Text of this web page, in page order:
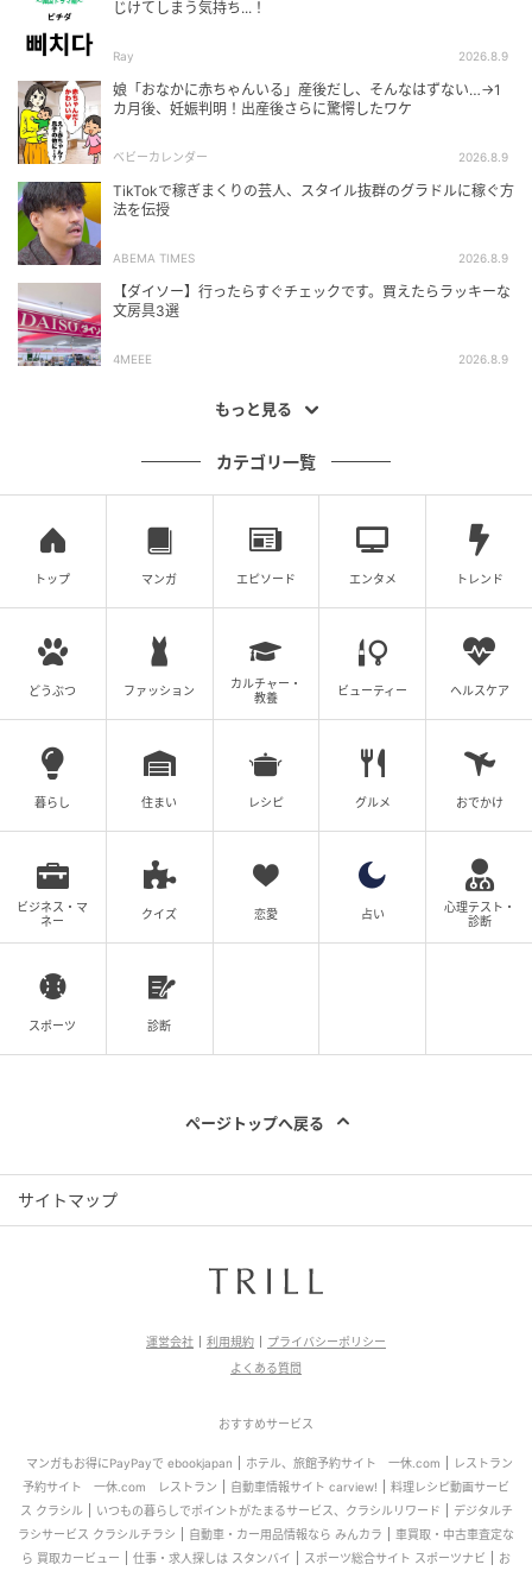
じけてしまう気持ち...！
Ray 2026.8.9
娘「おなかに赤ちゃんいる」産後だし、そんなはずない…→1
カ月後、妊娠判明！出産後さらに驚愕したワケ
ベビーカレンダー 2026.8.9
TikTokで稼ぎまくりの芸人、スタイル抜群のグラドルに稼ぐ方
法を伝授
ABEMA TIMES 2026.8.9
【ダイソー】行ったらすぐチェックです。買えたらラッキーな
文房具3選
4MEEE 2026.8.9
もっと見る
カテゴリ一覧
トップ マンガ エピソード エンタメ トレンド
どうぶつ ファッション
カルチャー・
教養
ビューティー ヘルスケア
暮らし 住まい レシピ グルメ おでかけ
ビジネス・マ
ネー
クイズ 恋愛 占い
心理テスト・
診断
スポーツ 診断
ページトップへ戻る
サイトマップ
運営会社 利用規約
プライバシーポリシー
よくある質問
おすすめサービス
マンガもお得にPayPayで ebookjapan ホテル、旅館予約サイト 一休.com
レストラン
予約サイト 一休.com レストラン
自動車情報サイト carview!
料理レシピ動画サービ
ス クラシル
いつもの暮らしでポイントがたまるサービス、クラシルリワード
デジタルチ
ラシサービス クラシルチラシ
自動車・カー用品情報なら みんカラ
車買取・中古車査定な
ら 買取カービュー
仕事・求人探しは スタンバイ スポーツ総合サイト スポーツナビ お